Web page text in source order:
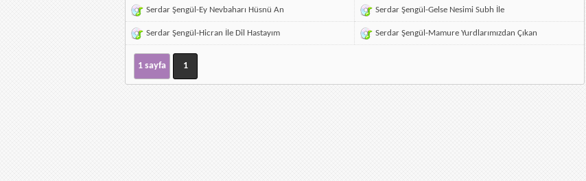
Serdar Şengül-Ey Nevbaharı Hüsnü An Serdar Şengül-Gelse Nesimi Subh İle
Serdar Şengül-Hicran İle Dil Hastayım Serdar Şengül-Mamure Yurdlarımızdan Çıkan
1 sayfa 1